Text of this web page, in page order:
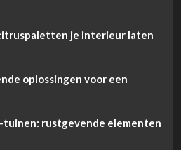
je interieur laten
oplossingen voor een
rustgevende elementen